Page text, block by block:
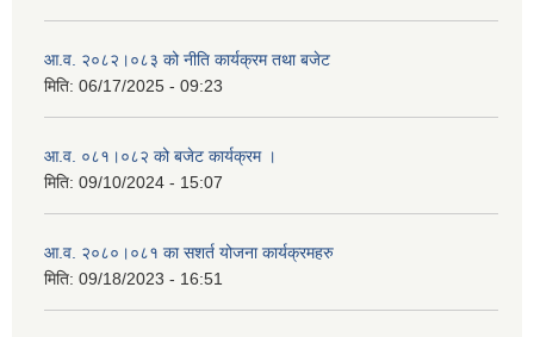
आ.व. २०८२।०८३ को नीति कार्यक्रम तथा बजेट
मिति: 06/17/2025 - 09:23
आ.व. ०८१।०८२ को बजेट कार्यक्रम ।
मिति: 09/10/2024 - 15:07
आ.व. २०८०।०८१ का सशर्त योजना कार्यक्रमहरु
मिति: 09/18/2023 - 16:51